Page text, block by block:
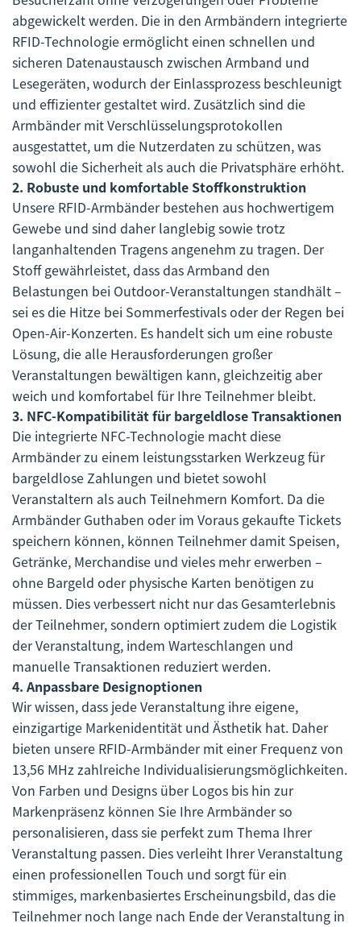
abgewickelt werden. Die in den Armbändern integrierte
RFID-Technologie ermöglicht einen schnellen und
sicheren Datenaustausch zwischen Armband und
Lesegeräten, wodurch der Einlassprozess beschleunigt
und effizienter gestaltet wird. Zusätzlich sind die
Armbänder mit Verschlüsselungsprotokollen
ausgestattet, um die Nutzerdaten zu schützen, was
sowohl die Sicherheit als auch die Privatsphäre erhöht.
2. Robuste und komfortable Stoffkonstruktion
Unsere RFID-Armbänder bestehen aus hochwertigem
Gewebe und sind daher langlebig sowie trotz
langanhaltenden Tragens angenehm zu tragen. Der
Stoff gewährleistet, dass das Armband den
Belastungen bei Outdoor-Veranstaltungen standhält –
sei es die Hitze bei Sommerfestivals oder der Regen bei
Open-Air-Konzerten. Es handelt sich um eine robuste
Lösung, die alle Herausforderungen großer
Veranstaltungen bewältigen kann, gleichzeitig aber
weich und komfortabel für Ihre Teilnehmer bleibt.
3. NFC-Kompatibilität für bargeldlose Transaktionen
Die integrierte NFC-Technologie macht diese
Armbänder zu einem leistungsstarken Werkzeug für
bargeldlose Zahlungen und bietet sowohl
Veranstaltern als auch Teilnehmern Komfort. Da die
Armbänder Guthaben oder im Voraus gekaufte Tickets
speichern können, können Teilnehmer damit Speisen,
Getränke, Merchandise und vieles mehr erwerben –
ohne Bargeld oder physische Karten benötigen zu
müssen. Dies verbessert nicht nur das Gesamterlebnis
der Teilnehmer, sondern optimiert zudem die Logistik
der Veranstaltung, indem Warteschlangen und
manuelle Transaktionen reduziert werden.
4. Anpassbare Designoptionen
Wir wissen, dass jede Veranstaltung ihre eigene,
einzigartige Markenidentität und Ästhetik hat. Daher
bieten unsere RFID-Armbänder mit einer Frequenz von
13,56 MHz zahlreiche Individualisierungsmöglichkeiten.
Von Farben und Designs über Logos bis hin zur
Markenpräsenz können Sie Ihre Armbänder so
personalisieren, dass sie perfekt zum Thema Ihrer
Veranstaltung passen. Dies verleiht Ihrer Veranstaltung
einen professionellen Touch und sorgt für ein
stimmiges, markenbasiertes Erscheinungsbild, das die
Teilnehmer noch lange nach Ende der Veranstaltung in